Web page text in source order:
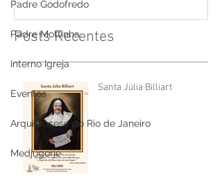
Padre Godofredo
Padre Mottinha
Interno Igreja
Eventos
Arquidiocese do Rio de Janeiro
Medjugorje
Posts Recentes
Santa Júlia Billiart